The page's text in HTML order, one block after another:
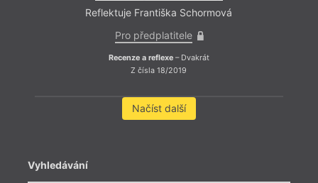
Reflektuje Františka Schormová
Pro předplatitele
Recenze a reflexe– Dvakrát
Z čísla 18/2019
Načíst další
Vyhledávání